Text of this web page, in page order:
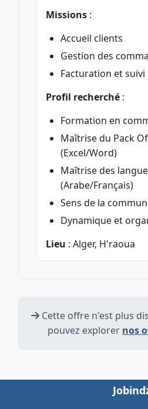
Missions :
Accueil clients
Gestion des
Facturation et suivi
Profil recherché :
Formation en
Maîtrise du Pack
(Excel/Word)
Maîtrise des
(Arabe/Français)
Sens de la
Dynamique et
Lieu : Alger, H'raoua
Cette offre n'est plus
pouvez explorer nos